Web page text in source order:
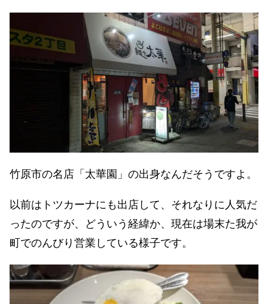
竹原市の名店「太華園」の出身なんだそうですよ。
以前はトツカーナにも出店して、それなりに人気だ
ったのですが、どういう経緯か、現在は場末た我が
町でのんびり営業している様子です。